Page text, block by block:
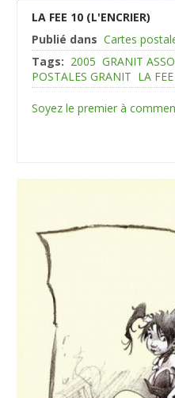
LA FEE 10 (L'ENCRIER)
Publié dans Cartes
Tags: 2005 GRANIT
POSTALES GRANIT LA
Soyez le premier à